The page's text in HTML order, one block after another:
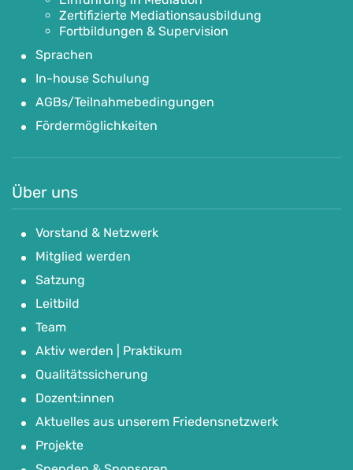
Zertifizierte Mediationsausbildung
Fortbildungen & Supervision
Sprachen
In-house Schulung
AGBs/Teilnahmebedingungen
Fördermöglichkeiten
Über uns
Vorstand & Netzwerk
Mitglied werden
Satzung
Leitbild
Team
Aktiv werden | Praktikum
Qualitätssicherung
Dozent:innen
Aktuelles aus unserem Friedensnetzwerk
Projekte